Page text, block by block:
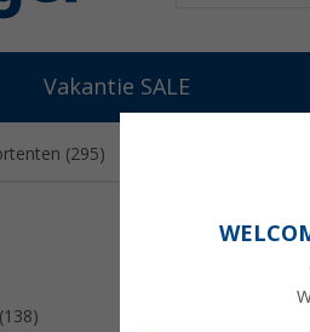
Vakantie SALE
(295)
Berger-Camping
voortenten en